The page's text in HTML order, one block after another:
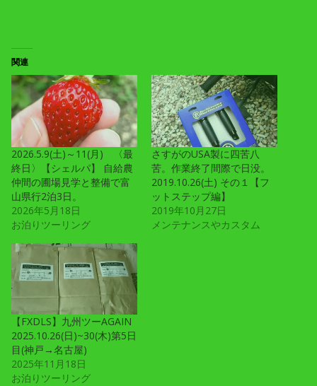
関連
2026.5.9(土)～11(月) 〈最
終日〉【シェルパ】 自給農
仲間の圃場見学と整備で富
山県行2泊3日。
2026年5月18日
お泊りツーリング
さすがのUSA製に四苦八
苦。作業終了間際で日没。
2019.10.26(土) その１【フ
ットステップ編】
2019年10月27日
メンテナンスやカスタム
【FXDLS】九州ツーAGAIN
2025.10.26(日)~30(木)第5日
目(神戸→名古屋)
2025年11月18日
お泊りツーリング